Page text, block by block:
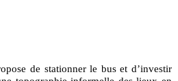
de stationner le bus et d’investir